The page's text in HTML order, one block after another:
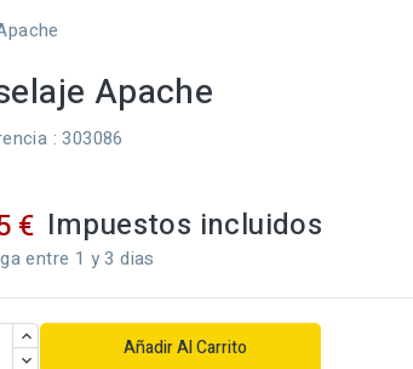
Apache
: 303086
€ Impuestos incluidos
entre 1 y 3 dias
Añadir Al Carrito